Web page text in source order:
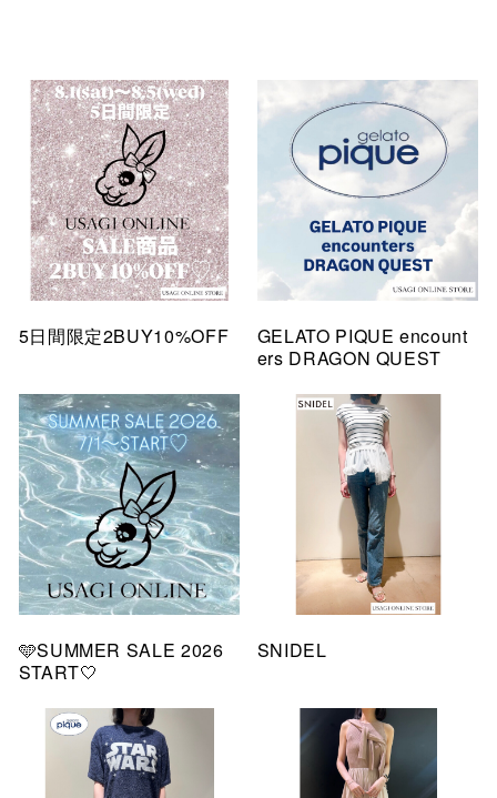
5日間限定2BUY10%OFF
GELATO PIQUE encount
ers DRAGON QUEST
🩵SUMMER SALE 2026
START🤍
SNIDEL